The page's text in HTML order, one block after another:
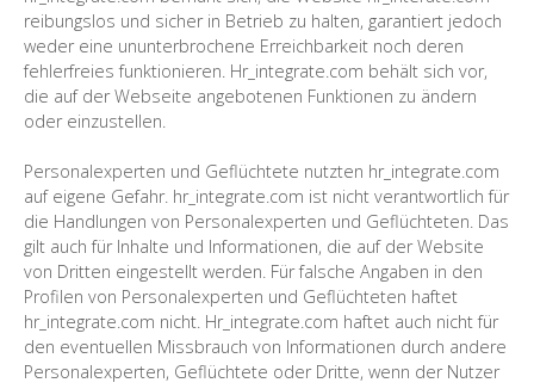
reibungslos und sicher in Betrieb zu halten, garantiert jedoch
weder eine ununterbrochene Erreichbarkeit noch deren
fehlerfreies funktionieren. Hr_integrate.com behält sich vor,
die auf der Webseite angebotenen Funktionen zu ändern
oder einzustellen.
Personalexperten und Geflüchtete nutzten hr_integrate.com
auf eigene Gefahr. hr_integrate.com ist nicht verantwortlich für
die Handlungen von Personalexperten und Geflüchteten. Das
gilt auch für Inhalte und Informationen, die auf der Website
von Dritten eingestellt werden. Für falsche Angaben in den
Profilen von Personalexperten und Geflüchteten haftet
hr_integrate.com nicht. Hr_integrate.com haftet auch nicht für
den eventuellen Missbrauch von Informationen durch andere
Personalexperten, Geflüchtete oder Dritte, wenn der Nutzer